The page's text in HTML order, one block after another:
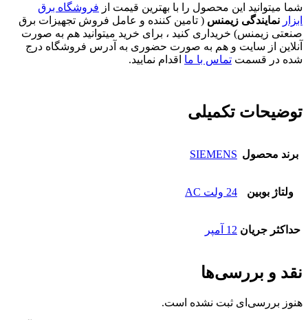
شما میتوانید این محصول را با بهترین قیمت از فروشگاه برق
ابزار نمایندگی زیمنس ( تامین کننده و عامل فروش تجهیزات برق
صنعتی زیمنس) خریداری کنید ، برای خرید میتوانید هم به صورت
آنلاین از سایت و هم به صورت حضوری به آدرس فروشگاه درج
شده در قسمت تماس با ما اقدام نمایید.
توضیحات تکمیلی
برند محصول SIEMENS
ولتاژ بوبین 24 ولت AC
حداکثر جریان 12 آمپر
نقد و بررسی‌ها
هنوز بررسی‌ای ثبت نشده است.